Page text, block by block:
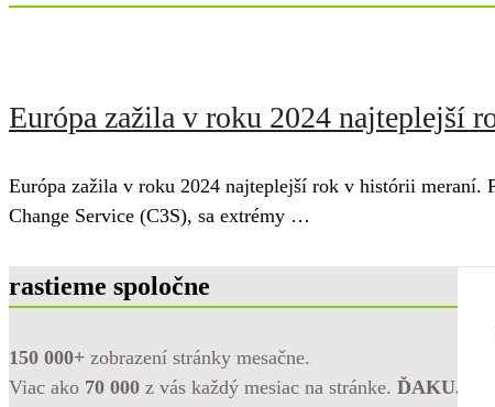
Európa zažila v roku 2024 najteplejší
Európa zažila v roku 2024 najteplejší rok v histórii meraní.
Change Service (C3S), sa extrémy …
rastieme spoločne
150 000+ zobrazení stránky mesačne.
Viac ako 70 000 z vás každý mesiac na stránke.